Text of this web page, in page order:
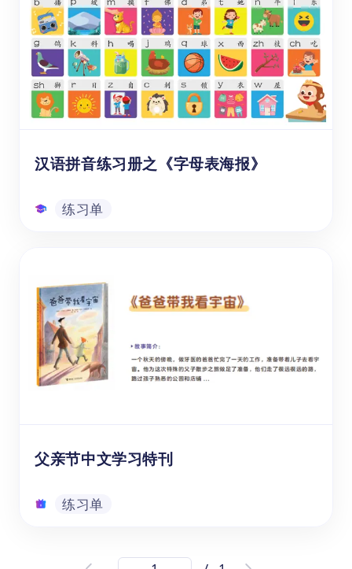
汉语拼音练习册之《字母表海报》
练习单
这张汉语拼音声母、韵母海报是一张专为6-11
岁海外儿童，即1-6年级学生设计的系统性中
文学习拼音总览挂图。拼音挂图作为一种直观
的教学工具，上面的声母、韵母以及整体认读
音节排列清晰，色彩鲜明，有助于孩子们快速
建立对汉语拼音的整体认知。
父亲节中文学习特刊
练习单
父亲节中文学习特刊